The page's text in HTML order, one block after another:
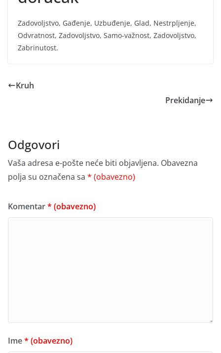
Zadovoljstvo, Gađenje, Uzbuđenje, Glad, Nestrpljenje,
Odvratnost, Zadovoljstvo, Samo-važnost, Zadovoljstvo,
Zabrinutost.
Kruh
Prekidanje
Odgovori
Vaša adresa e-pošte neće biti objavljena. Obavezna
polja su označena sa * (obavezno)
Komentar* (obavezno)
Ime* (obavezno)